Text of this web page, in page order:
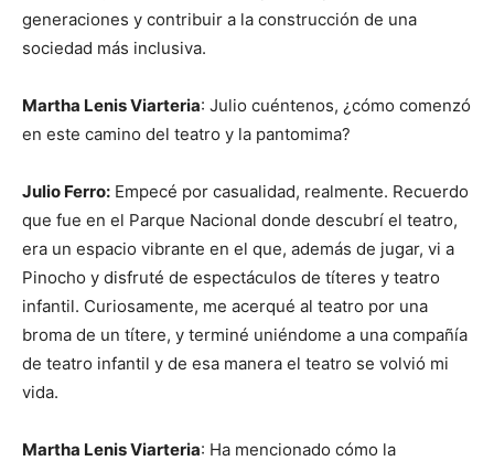
generaciones y contribuir a la construcción de una
sociedad más inclusiva.
Martha Lenis Viarteria: Julio cuéntenos, ¿cómo comenzó
en este camino del teatro y la pantomima?
Julio Ferro: Empecé por casualidad, realmente. Recuerdo
que fue en el Parque Nacional donde descubrí el teatro,
era un espacio vibrante en el que, además de jugar, vi a
Pinocho y disfruté de espectáculos de títeres y teatro
infantil. Curiosamente, me acerqué al teatro por una
broma de un títere, y terminé uniéndome a una compañía
de teatro infantil y de esa manera el teatro se volvió mi
vida.
Martha Lenis Viarteria: Ha mencionado cómo la